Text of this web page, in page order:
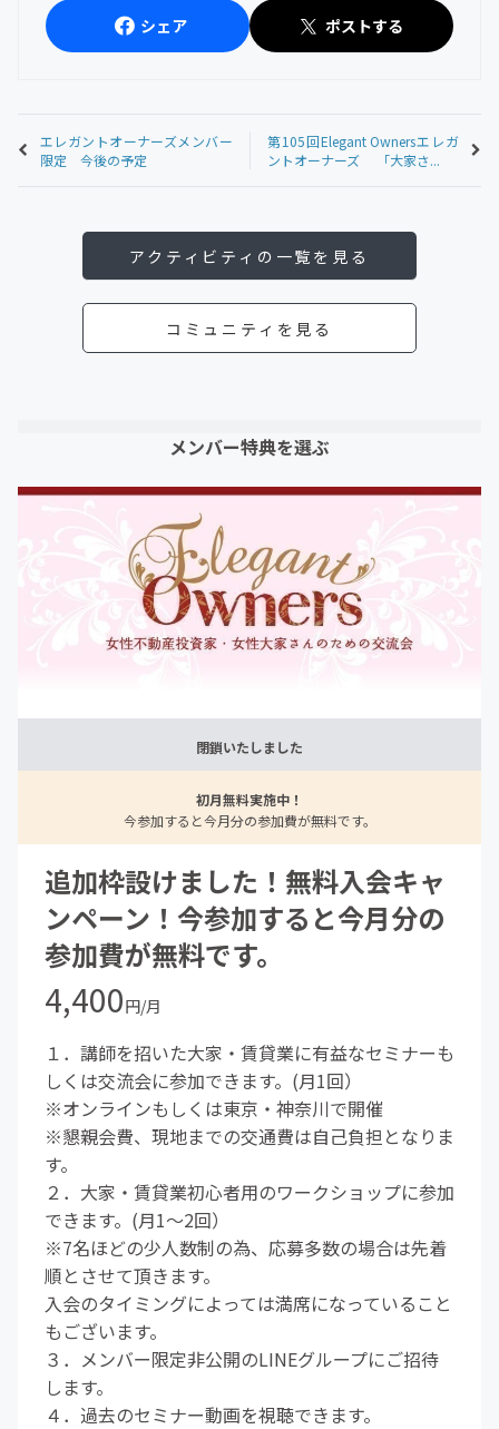
シェア ポストする
エレガントオーナーズメンバー
限定 今後の予定
第105回Elegant Ownersエレガ
ントオーナーズ 「大家さ...
アクティビティの一覧を見る
コミュニティを見る
メンバー特典を選ぶ
閉鎖いたしました
初月無料実施中！
今参加すると今月分の参加費が無料です。
追加枠設けました！無料入会キャ
ンペーン！今参加すると今月分の
参加費が無料です。
4,400円/月
１．講師を招いた大家・賃貸業に有益なセミナーも
しくは交流会に参加できます。(月1回）
※オンラインもしくは東京・神奈川で開催
※懇親会費、現地までの交通費は自己負担となりま
す。
２．大家・賃貸業初心者用のワークショップに参加
できます。(月1～2回）
※7名ほどの少人数制の為、応募多数の場合は先着
順とさせて頂きます。
入会のタイミングによっては満席になっていること
もございます。
３．メンバー限定非公開のLINEグループにご招待
します。
４．過去のセミナー動画を視聴できます。